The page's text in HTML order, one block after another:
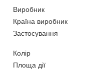
Виробник
Країна виробник
Застосування
Колір
Площа дії